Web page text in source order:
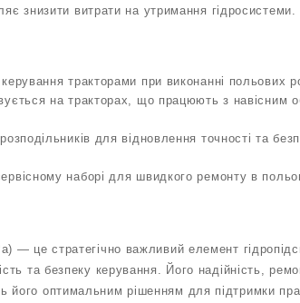
знизити витрати на утримання гідросистеми.
тракторами при виконанні польових
на тракторах, що працюють з навісним
для відновлення точності та
наборі для швидкого ремонту в
— це стратегічно важливий елемент
та безпеку керування. Його надійність,
його оптимальним рішенням для підтримки